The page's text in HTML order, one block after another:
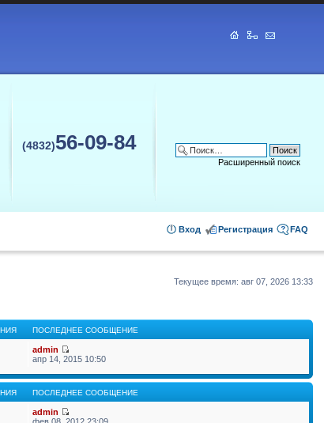
(4832)56-09-84
Расширенный поиск
FAQ
Регистрация
Вход
Текущее время: авг 07, 2026 13:33
ПОСЛЕДНЕЕ СООБЩЕНИЕ
admin
апр 14, 2015 10:50
ПОСЛЕДНЕЕ СООБЩЕНИЕ
admin
фев 08, 2012 23:09